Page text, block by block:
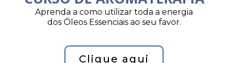
Aprenda a como utilizar toda a energia
dos Óleos Essenciais ao seu favor.
Clique aqui